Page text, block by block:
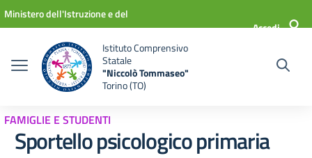
Vai ai contenuti
Vai al menu di navigazione
Vai al footer
Ministero dell'Istruzione e del
Accedi
Istituto Comprensivo
Statale
"Niccolò Tommaseo"
Torino (TO)
FAMIGLIE E STUDENTI
Sportello psicologico primaria